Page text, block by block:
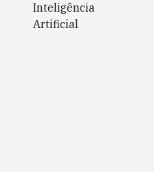
Inteligência
Artificial